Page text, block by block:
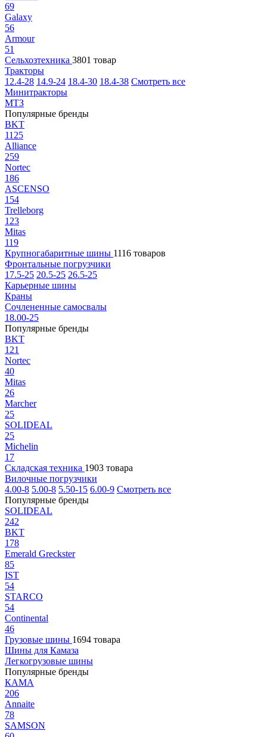
69
Galaxy
56
Armour
51
Сельхозтехника 3801 товар
Тракторы
12.4-28 14.9-24 18.4-30 18.4-38 Смотреть все
Минитракторы
МТЗ
Популярные бренды
BKT
1125
Alliance
259
Nortec
186
ASCENSO
154
Trelleborg
123
Mitas
119
Крупногабаритные шины 1116 товаров
Фронтальные погрузчики
17.5-25 20.5-25 26.5-25
Карьерные шины
Краны
Сочлененные самосвалы
18.00-25
Популярные бренды
BKT
121
Nortec
40
Mitas
26
Marcher
25
SOLIDEAL
25
Michelin
17
Складская техника 1903 товара
Вилочные погрузчики
4.00-8 5.00-8 5.50-15 6.00-9 Смотреть все
Популярные бренды
SOLIDEAL
242
BKT
178
Emerald Greckster
85
IST
54
STARCO
54
Continental
46
Грузовые шины 1694 товара
Шины для Камаза
Легкогрузовые шины
Популярные бренды
КАМА
206
Annaite
78
SAMSON